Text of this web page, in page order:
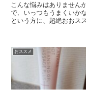
こんな悩みはありません
で、いっつもうまくいか
という方に、超絶おおス
おススメ